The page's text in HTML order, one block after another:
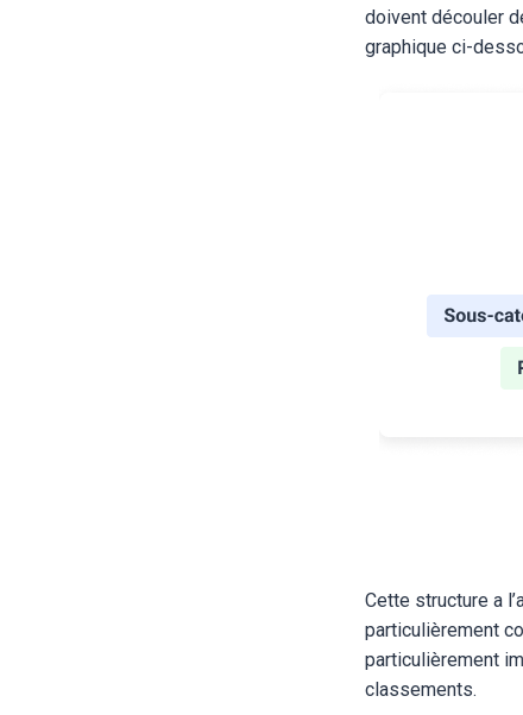
doivent découler
graphique ci-
Cette structure a
particulièrement
particulièrement
classements.